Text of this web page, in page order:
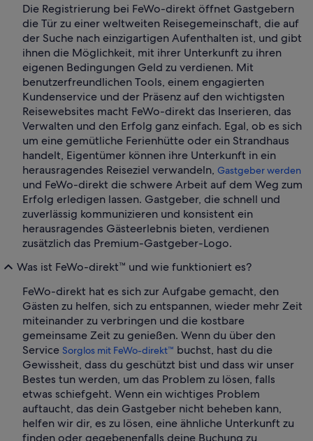
Die Registrierung bei FeWo-direkt öffnet Gastgebern
die Tür zu einer weltweiten Reisegemeinschaft, die auf
der Suche nach einzigartigen Aufenthalten ist, und gibt
ihnen die Möglichkeit, mit ihrer Unterkunft zu ihren
eigenen Bedingungen Geld zu verdienen. Mit
benutzerfreundlichen Tools, einem engagierten
Kundenservice und der Präsenz auf den wichtigsten
Reisewebsites macht FeWo-direkt das Inserieren, das
Verwalten und den Erfolg ganz einfach. Egal, ob es sich
um eine gemütliche Ferienhütte oder ein Strandhaus
handelt, Eigentümer können ihre Unterkunft in ein
herausragendes Reiseziel verwandeln, Gastgeber werden
und FeWo-direkt die schwere Arbeit auf dem Weg zum
Erfolg erledigen lassen. Gastgeber, die schnell und
zuverlässig kommunizieren und konsistent ein
herausragendes Gästeerlebnis bieten, verdienen
zusätzlich das Premium-Gastgeber-Logo.
Was ist FeWo-direkt™ und wie funktioniert es?
FeWo-direkt hat es sich zur Aufgabe gemacht, den
Gästen zu helfen, sich zu entspannen, wieder mehr Zeit
miteinander zu verbringen und die kostbare
gemeinsame Zeit zu genießen. Wenn du über den
Service Sorglos mit FeWo-direkt™ buchst, hast du die
Gewissheit, dass du geschützt bist und dass wir unser
Bestes tun werden, um das Problem zu lösen, falls
etwas schiefgeht. Wenn ein wichtiges Problem
auftaucht, das dein Gastgeber nicht beheben kann,
helfen wir dir, es zu lösen, eine ähnliche Unterkunft zu
finden oder gegebenenfalls deine Buchung zu